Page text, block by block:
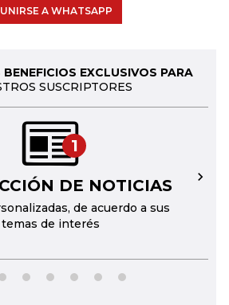
UNIRSE A WHATSAPP
EXCLUSIVOS PARA
SUSCRIPTORES
1
DE NOTICIAS
de acuerdo a sus
temas de interés
→